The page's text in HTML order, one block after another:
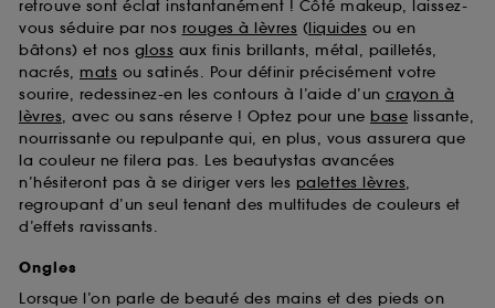
retrouve sont éclat instantanément ! Côté makeup, laissez-
vous séduire par nos rouges à lèvres (liquides ou en
bâtons) et nos gloss aux finis brillants, métal, pailletés,
nacrés, mats ou satinés. Pour définir précisément votre
sourire, redessinez-en les contours à l’aide d’un crayon à
lèvres, avec ou sans réserve ! Optez pour une base lissante,
nourrissante ou repulpante qui, en plus, vous assurera que
la couleur ne filera pas. Les beautystas avancées
n’hésiteront pas à se diriger vers les palettes lèvres,
regroupant d’un seul tenant des multitudes de couleurs et
d’effets ravissants.
Ongles
Lorsque l’on parle de beauté des mains et des pieds on